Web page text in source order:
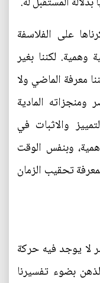
على الفلاسفة
وهمية. لكننا بغير
معرفة الماضي ولا
ومنجزاته المادية
والاثبات في
وبنفس الوقت
تحقيب الزمان
لا يوجد فيه حركة
في الذهن بضوء تفسيرنا